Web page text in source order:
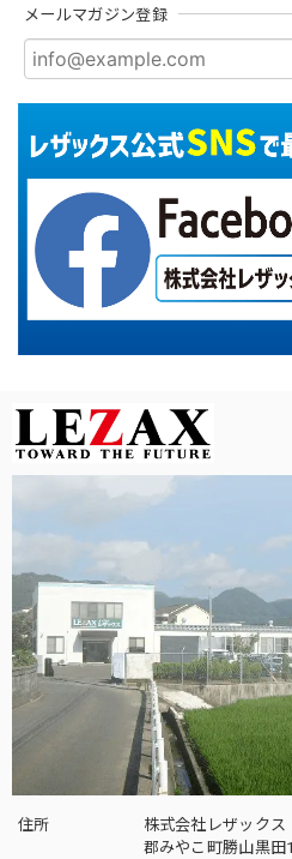
メールマガジン登録
住所
株式会社レザック
郡みやこ町勝山黒田